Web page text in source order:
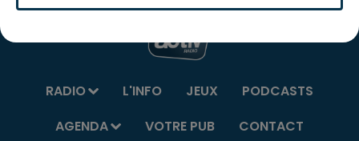
RADIO L'INFO JEUX
PODCASTS
AGENDA
VOTRE PUB CONTACT